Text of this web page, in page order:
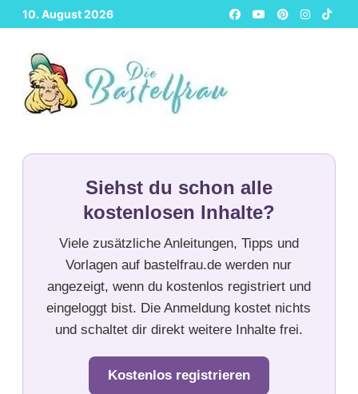
Zurück
zum
Inhalt
10. August 2026
Siehst du schon alle
kostenlosen Inhalte?
Viele zusätzliche Anleitungen, Tipps und
Vorlagen auf bastelfrau.de werden nur
angezeigt, wenn du kostenlos registriert und
eingeloggt bist. Die Anmeldung kostet nichts
und schaltet dir direkt weitere Inhalte frei.
Kostenlos registrieren